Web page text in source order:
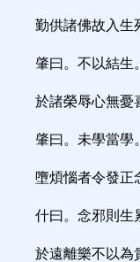
勤供諸佛故入生
肇曰。不以結生
於諸榮辱心無憂
肇曰。未學當學
墮煩惱者令發正
什曰。念邪則生
於遠離樂不以為